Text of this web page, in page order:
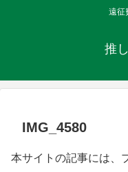
遠征
推
IMG_4580
本サイトの記事には、